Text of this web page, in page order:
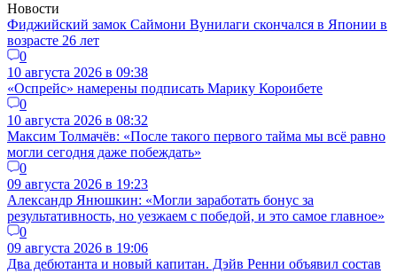
Новости
Фиджийский замок Саймони Вунилаги скончался в Японии в
возрасте 26 лет
0
10 августа 2026 в 09:38
«Оспрейс» намерены подписать Марику Короибете
0
10 августа 2026 в 08:32
Максим Толмачёв: «После такого первого тайма мы всё равно
могли сегодня даже побеждать»
0
09 августа 2026 в 19:23
Александр Янюшкин: «Могли заработать бонус за
результативность, но уезжаем с победой, и это самое главное»
0
09 августа 2026 в 19:06
Два дебютанта и новый капитан. Дэйв Ренни объявил состав